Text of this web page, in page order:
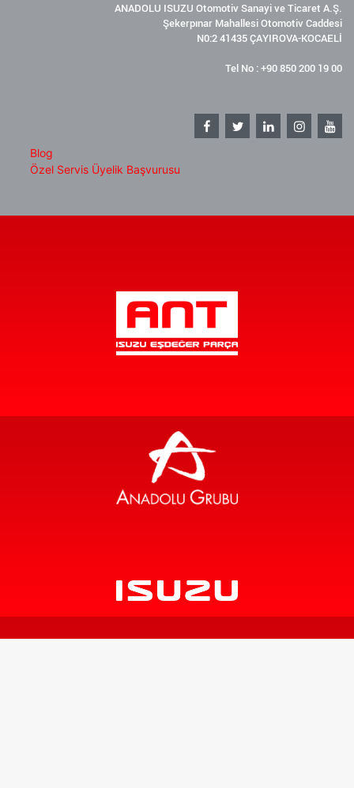
ANADOLU ISUZU Otomotiv Sanayi ve Ticaret A.Ş.
Şekerpınar Mahallesi Otomotiv Caddesi
N0:2 41435 ÇAYIROVA-KOCAELİ
Tel No : +90 850 200 19 00
Blog
Özel Servis Üyelik Başvurusu